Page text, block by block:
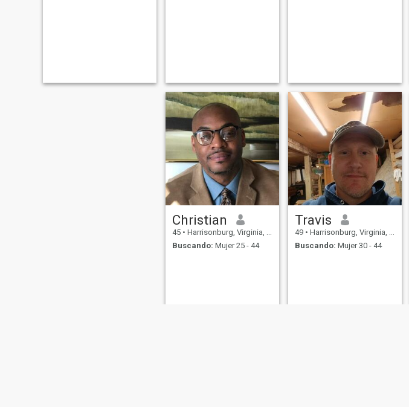
Christian
45 • Harrisonburg, Virginia, Estados Unidos
Buscando: Mujer 25 - 44
Travis
49 • Harrisonburg, Virginia, Estados Unidos
Buscando: Mujer 30 - 44